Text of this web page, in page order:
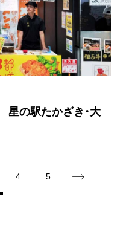
星の駅たかざき・大
4 5